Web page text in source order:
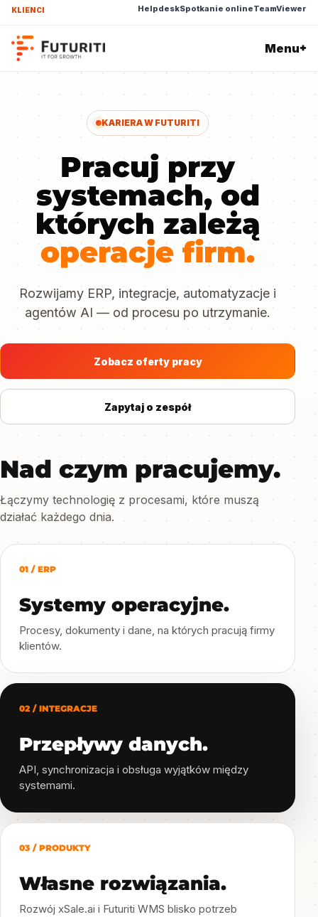
KLIENCI HelpdeskSpotkanie onlineTeamViewer
Menu+
KARIERA W FUTURITI
Pracuj przy
systemach, od
których zależą
operacje firm.
Rozwijamy ERP, integracje, automatyzacje i
agentów AI — od procesu po utrzymanie.
Zobacz oferty pracy
Zapytaj o zespół
Nad czym pracujemy.
Łączymy technologię z procesami, które muszą
działać każdego dnia.
01 / ERP
Systemy operacyjne.
Procesy, dokumenty i dane, na których pracują firmy
klientów.
02 / INTEGRACJE
Przepływy danych.
API, synchronizacja i obsługa wyjątków między
systemami.
03 / PRODUKTY
Własne rozwiązania.
Rozwój xSale.ai i Futuriti WMS blisko potrzeb